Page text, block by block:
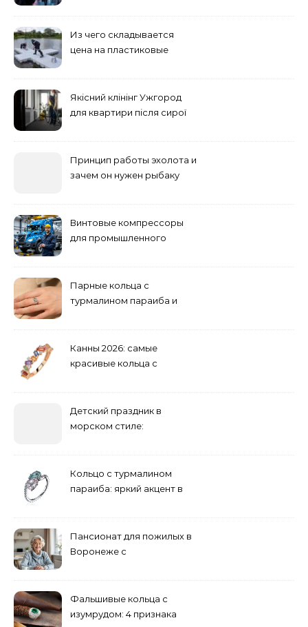
Из чего складывается
цена на пластиковые
Якісний клінінг Ужгород
для квартири після сирої
Принцип работы эхолота и
зачем он нужен рыбаку
Винтовые компрессоры
для промышленного
Парные кольца с
турмалином параиба и
Канны 2026: самые
красивые кольца с
Детский праздник в
морском стиле:
Кольцо с турмалином
параиба: яркий акцент в
Пансионат для пожилых в
Воронеже с
Фальшивые кольца с
изумрудом: 4 признака